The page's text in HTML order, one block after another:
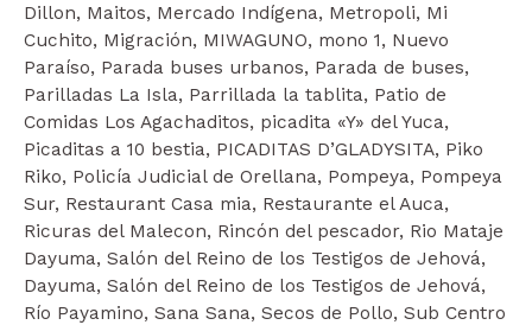
Dillon, Maitos, Mercado Indígena, Metropoli, Mi
Cuchito, Migración, MIWAGUNO, mono 1, Nuevo
Paraíso, Parada buses urbanos, Parada de buses,
Parilladas La Isla, Parrillada la tablita, Patio de
Comidas Los Agachaditos, picadita «Y» del Yuca,
Picaditas a 10 bestia, PICADITAS D’GLADYSITA, Piko
Riko, Policía Judicial de Orellana, Pompeya, Pompeya
Sur, Restaurant Casa mia, Restaurante el Auca,
Ricuras del Malecon, Rincón del pescador, Rio Mataje
Dayuma, Salón del Reino de los Testigos de Jehová,
Dayuma, Salón del Reino de los Testigos de Jehová,
Río Payamino, Sana Sana, Secos de Pollo, Sub Centro